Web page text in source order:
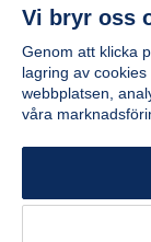
Vi bryr oss
Genom att klicka
lagring av
webbplatsen,
våra